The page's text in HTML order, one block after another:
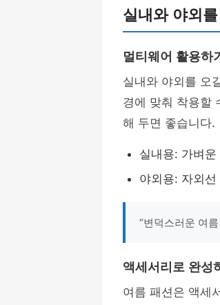
실내와 야외
멀티웨어 활용하기
실내와 야외를 오
경에 맞춰 착용할
해 두면 좋습니다.
실내용: 가벼
야외용: 자외
“변덕스러운 여
액세서리로 완성
여름 패션은 액세